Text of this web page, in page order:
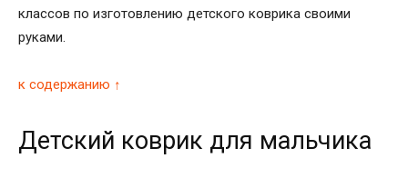
классов по изготовлению детского коврика своими
руками.
к содержанию ↑
Детский коврик для мальчика